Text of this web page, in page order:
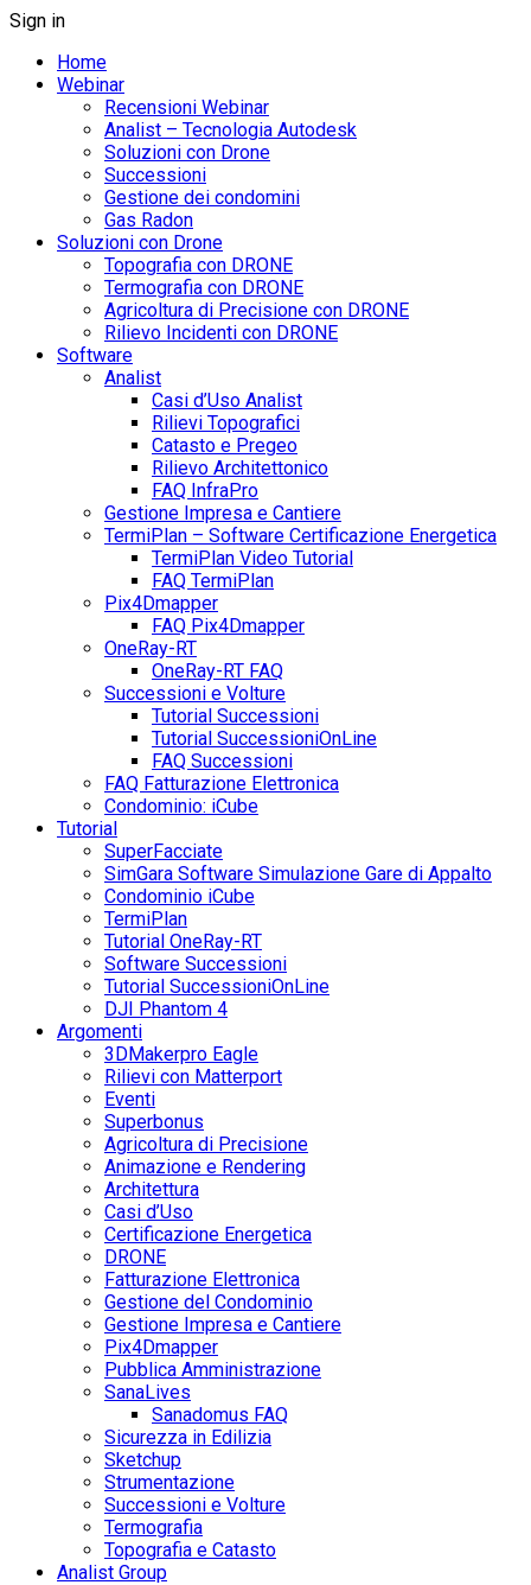
Sign in
Home
Webinar
Recensioni Webinar
Analist – Tecnologia Autodesk
Soluzioni con Drone
Successioni
Gestione dei condomini
Gas Radon
Soluzioni con Drone
Topografia con DRONE
Termografia con DRONE
Agricoltura di Precisione con DRONE
Rilievo Incidenti con DRONE
Software
Analist
Casi d’Uso Analist
Rilievi Topografici
Catasto e Pregeo
Rilievo Architettonico
FAQ InfraPro
Gestione Impresa e Cantiere
TermiPlan – Software Certificazione Energetica
TermiPlan Video Tutorial
FAQ TermiPlan
Pix4Dmapper
FAQ Pix4Dmapper
OneRay-RT
OneRay-RT FAQ
Successioni e Volture
Tutorial Successioni
Tutorial SuccessioniOnLine
FAQ Successioni
FAQ Fatturazione Elettronica
Condominio: iCube
Tutorial
SuperFacciate
SimGara Software Simulazione Gare di Appalto
Condominio iCube
TermiPlan
Tutorial OneRay-RT
Software Successioni
Tutorial SuccessioniOnLine
DJI Phantom 4
Argomenti
3DMakerpro Eagle
Rilievi con Matterport
Eventi
Superbonus
Agricoltura di Precisione
Animazione e Rendering
Architettura
Casi d’Uso
Certificazione Energetica
DRONE
Fatturazione Elettronica
Gestione del Condominio
Gestione Impresa e Cantiere
Pix4Dmapper
Pubblica Amministrazione
SanaLives
Sanadomus FAQ
Sicurezza in Edilizia
Sketchup
Strumentazione
Successioni e Volture
Termografia
Topografia e Catasto
Analist Group